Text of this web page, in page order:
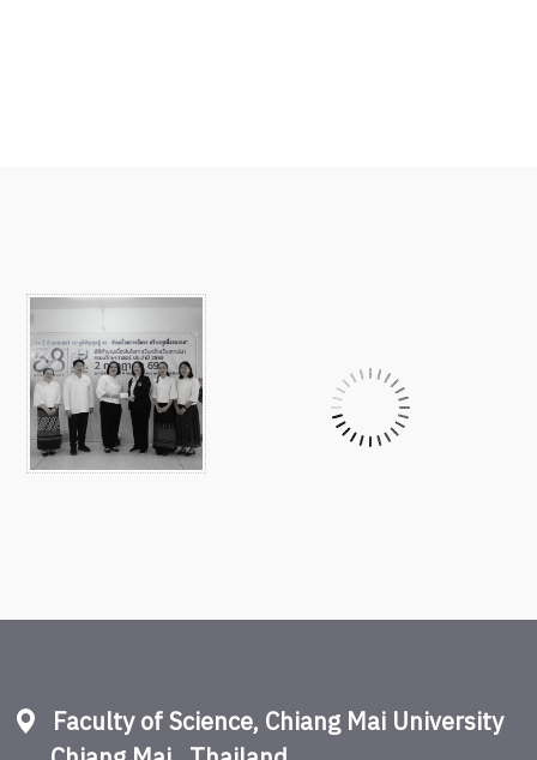
Faculty of Science, Chiang Mai University